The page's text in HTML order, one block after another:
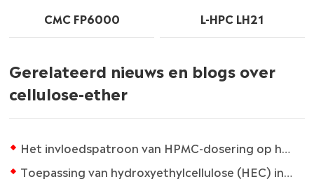
CMC FP6000 L-HPC LH21
Gerelateerd nieuws en blogs over
cellulose-ether
Het invloedspatroon van HPMC-dosering op hechtingssterkte
Toepassing van hydroxyethylcellulose (HEC) in latexverf met water